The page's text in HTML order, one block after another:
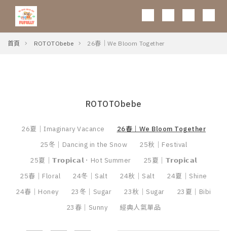
首頁 ROTOTObebe 26春｜We Bloom Together
ROTOTObebe
26夏｜Imaginary Vacance
26春｜We Bloom Together
25冬｜Dancing in the Snow
25秋｜Festival
25夏｜𝗧𝗿𝗼𝗽𝗶𝗰𝗮𝗹．Hot Summer
25夏｜𝗧𝗿𝗼𝗽𝗶𝗰𝗮𝗹
25春｜Floral
24冬｜Salt 24秋｜Salt
24夏｜Shine
24春｜Honey
23冬｜Sugar 23秋｜Sugar
23夏｜Bibi
23春｜Sunny
經典人氣單品